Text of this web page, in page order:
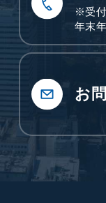
※受
年末
お